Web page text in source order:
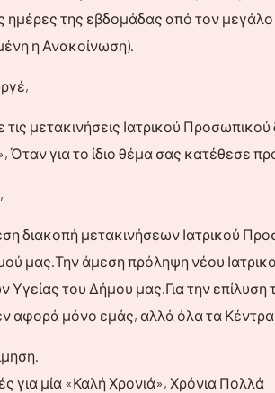
ημέρες της εβδομάδας από τον
η Ανακοίνωση).
τις μετακινήσεις Ιατρικού
Όταν για το ίδιο θέμα σας κατέθεσε
διακοπή μετακινήσεων Ιατρικού
μας.Την άμεση πρόληψη νέου
Υγείας του Δήμου μας.Για την
αφορά μόνο εμάς, αλλά όλα τα Κέντρα
για μία «Καλή Χρονιά», Χρόνια Πολλά